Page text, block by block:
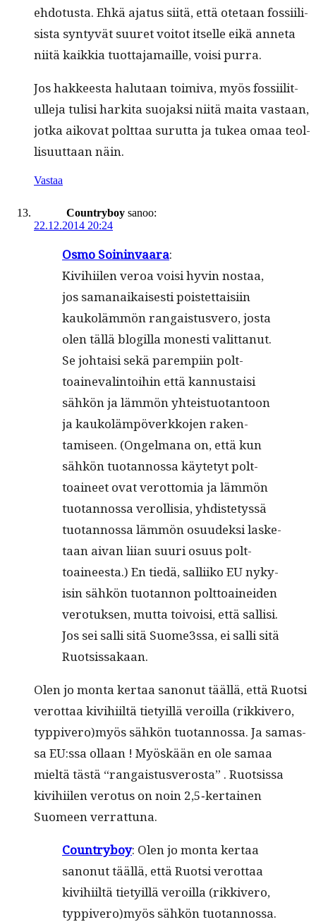
ehdo­tus­ta. Ehkä aja­tus siitä, että ote­taan fos­si­il­i­
sista syn­tyvät suuret voitot itselle eikä anneta
niitä kaikkia tuot­ta­ja­maille, voisi purra.
Jos hak­keesta halu­taan toimi­va, myös fos­si­il­i­t­
ulle­ja tulisi harki­ta suo­jak­si niitä mai­ta vas­taan,
jot­ka aiko­vat polt­taa surut­ta ja tukea omaa teol­
lisu­ut­taan näin.
Vastaa
Countryboy sanoo:
22.12.2014 20:24
Osmo Soin­in­vaara:
Kivi­hi­ilen veroa voisi hyvin nos­taa,
jos samanaikaises­ti pois­tet­taisi­in
kaukoläm­mön ran­gais­tusvero, jos­ta
olen täl­lä blogilla mon­esti valit­tanut.
Se johtaisi sekä parem­pi­in polt­
toaineval­in­toi­hin että kan­nus­taisi
sähkön ja läm­mön yhteis­tuotan­toon
ja kaukoläm­pöverkko­jen rak­en­
tamiseen. (Ongel­mana on, että kun
sähkön tuotan­nos­sa käyte­tyt polt­
toaineet ovat verot­to­mia ja läm­mön
tuotan­nos­sa verol­lisia, yhdis­te­tyssä
tuotan­nos­sa läm­mön osu­udek­si las­ke­
taan aivan liian suuri osu­us polt­
toaineesta.) En tiedä, sal­li­iko EU nyky­
isin sähkön tuotan­non polt­toainei­den
vero­tuk­sen, mut­ta toivoisi, että sal­lisi.
Jos sei sal­li sitä Suome3ssa, ei sal­li sitä
Ruotsissakaan.
Olen jo mon­ta ker­taa sanonut tääl­lä, että Ruot­si
verot­taa kivi­hi­iltä tiety­il­lä veroil­la (rikkivero,
typpivero)myös sähkön tuotan­nos­sa. Ja samas­
sa EU:ssa ollaan ! Myöskään en ole samaa
mieltä tästä “ran­gais­tusveros­ta” . Ruot­sis­sa
kivi­hi­ilen vero­tus on noin 2,5‑kertainen
Suomeen verrattuna.
Coun­try­boy: Olen jo mon­ta ker­taa
sanonut tääl­lä, että Ruot­si verot­taa
kivi­hi­iltä tiety­il­lä veroil­la (rikkivero,
typpivero)myös sähkön tuotan­nos­sa.